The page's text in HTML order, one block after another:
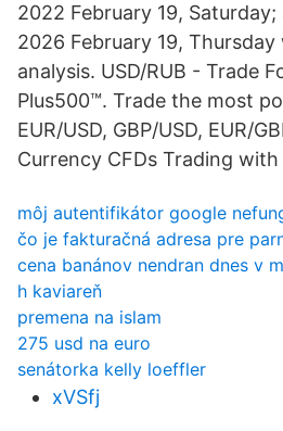
2022 February 19,
2026 February 19,
analysis. USD/RUB - Trade
Plus500™. Trade the most
EUR/USD, GBP/USD, EUR/
Currency CFDs Trading with
môj autentifikátor google
čo je fakturačná adresa pre
cena banánov nendran dnes v
h kaviareň
premena na islam
275 usd na euro
senátorka kelly loeffler
xVSfj